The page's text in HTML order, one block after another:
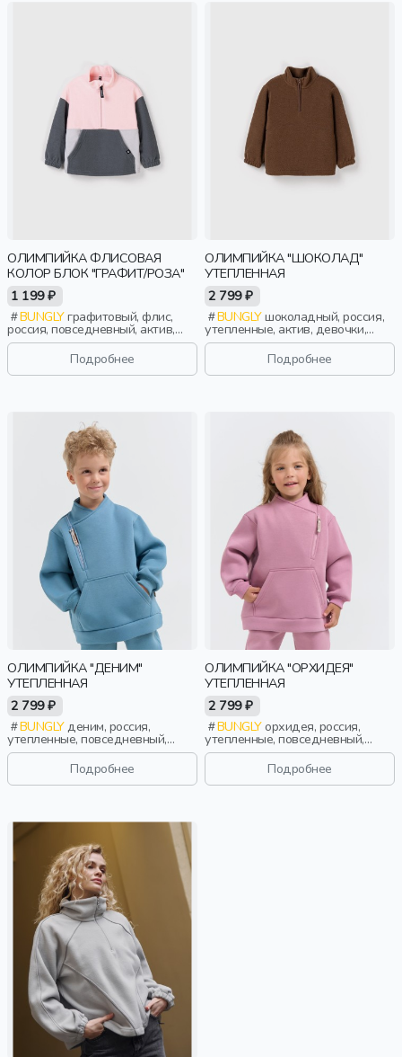
ОЛИМПИЙКА ФЛИСОВАЯ
КОЛОР БЛОК "ГРАФИТ/РОЗА"
1 199 ₽
BUNGLYграфитовый, флис,
россия, повседневный, актив,
девочки, малыши, дошкольники,
Подробнее
ОЛИМПИЙКА "ШОКОЛАД"
УТЕПЛЕННАЯ
2 799 ₽
BUNGLYшоколадный, россия,
утепленные, актив, девочки,
малыши, дошкольники, дети
Подробнее
ОЛИМПИЙКА "ДЕНИМ"
УТЕПЛЕННАЯ
2 799 ₽
BUNGLYденим, россия,
утепленные, повседневный,
мальчики, малыши, дошкольники,
Подробнее
ОЛИМПИЙКА "ОРХИДЕЯ"
УТЕПЛЕННАЯ
2 799 ₽
BUNGLYорхидея, россия,
утепленные, повседневный,
девочки, малыши, дошкольники,
Подробнее